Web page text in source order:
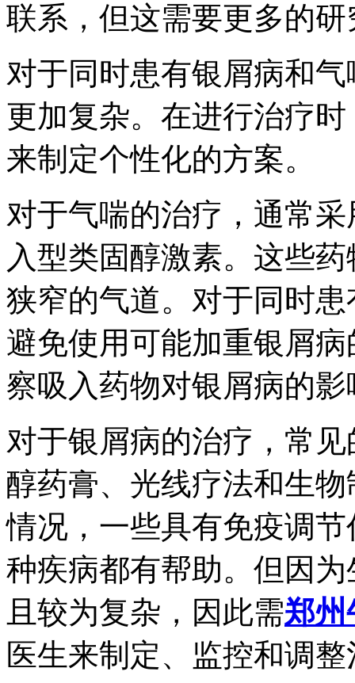
联系，但这需要更多的
对于同时患有银屑病和
更加复杂。在进行治疗
来制定个性化的方案。
对于气喘的治疗，通常
入型类固醇激素。这些
狭窄的气道。对于同时
避免使用可能加重银屑
察吸入药物对银屑病的
对于银屑病的治疗，常
醇药膏、光线疗法和生
情况，一些具有免疫调
种疾病都有帮助。但因
且较为复杂，因此需郑州
医生来制定、监控和调